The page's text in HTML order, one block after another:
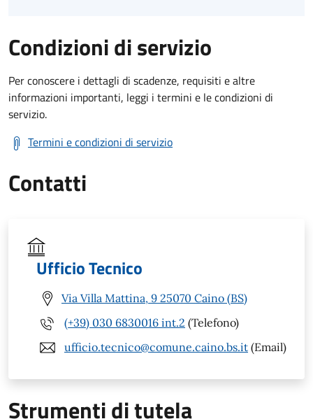
Condizioni di servizio
Per conoscere i dettagli di scadenze, requisiti e altre
informazioni importanti, leggi i termini e le condizioni di
servizio.
Termini e condizioni di servizio
Contatti
Ufficio Tecnico
Via Villa Mattina, 9 25070 Caino (BS)
(+39) 030 6830016 int.2 (Telefono)
ufficio.tecnico@comune.caino.bs.it (Email)
Strumenti di tutela